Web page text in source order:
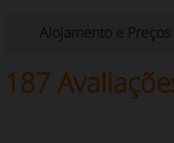
Alojamento e Preços
187